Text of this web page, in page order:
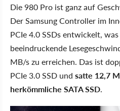
Die 980 Pro ist ganz auf
Der Samsung Controller im
PCIe 4.0 SSDs entwickelt,
beeindruckende
MB/s zu erreichen. Das ist
PCIe 3.0 SSD und satte 12,7
herkömmliche SATA SSD.